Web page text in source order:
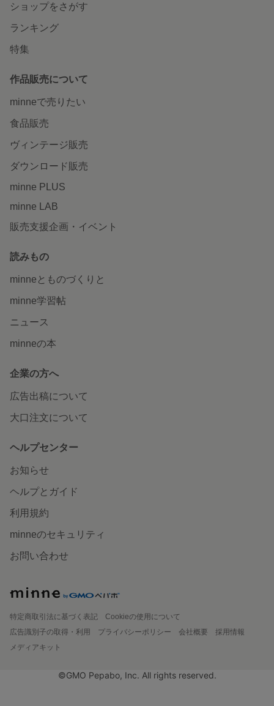
ショップをさがす
ランキング
特集
作品販売について
minneで売りたい
食品販売
ヴィンテージ販売
ダウンロード販売
minne PLUS
minne LAB
販売支援企画・イベント
読みもの
minneとものづくりと
minne学習帖
ニュース
minneの本
企業の方へ
広告出稿について
大口注文について
ヘルプセンター
お知らせ
ヘルプとガイド
利用規約
minneのセキュリティ
お問い合わせ
特定商取引法に基づく表記
Cookieの使用について
広告識別子の取得・利用
プライバシーポリシー 会社概要
採用情報
メディアキット
©GMO Pepabo, Inc. All rights reserved.